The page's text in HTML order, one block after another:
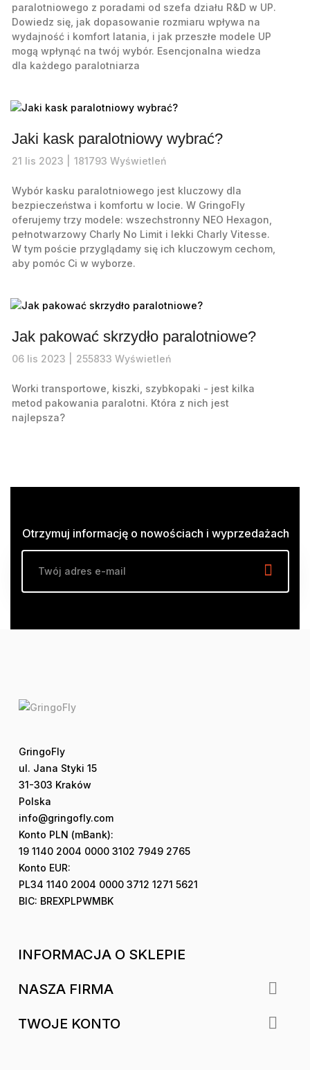
paralotniowego z poradami od szefa działu R&D w UP.
Dowiedz się, jak dopasowanie rozmiaru wpływa na
wydajność i komfort latania, i jak przeszłe modele UP
mogą wpłynąć na twój wybór. Esencjonalna wiedza
dla każdego paralotniarza
Jaki kask paralotniowy wybrać?
21 lis 2023 | 181793 Wyświetleń
Wybór kasku paralotniowego jest kluczowy dla
bezpieczeństwa i komfortu w locie. W GringoFly
oferujemy trzy modele: wszechstronny NEO Hexagon,
pełnotwarzowy Charly No Limit i lekki Charly Vitesse.
W tym poście przyglądamy się ich kluczowym cechom,
aby pomóc Ci w wyborze.
Jak pakować skrzydło paralotniowe?
06 lis 2023 | 255833 Wyświetleń
Worki transportowe, kiszki, szybkopaki - jest kilka
metod pakowania paralotni. Która z nich jest
najlepsza?
Otrzymuj informację o nowościach i wyprzedażach
GringoFly
ul. Jana Styki 15
31-303 Kraków
Polska
info@gringofly.com
Konto PLN (mBank):
19 1140 2004 0000 3102 7949 2765
Konto EUR:
PL34 1140 2004 0000 3712 1271 5621
BIC: BREXPLPWMBK
INFORMACJA O SKLEPIE
NASZA FIRMA 
TWOJE KONTO 